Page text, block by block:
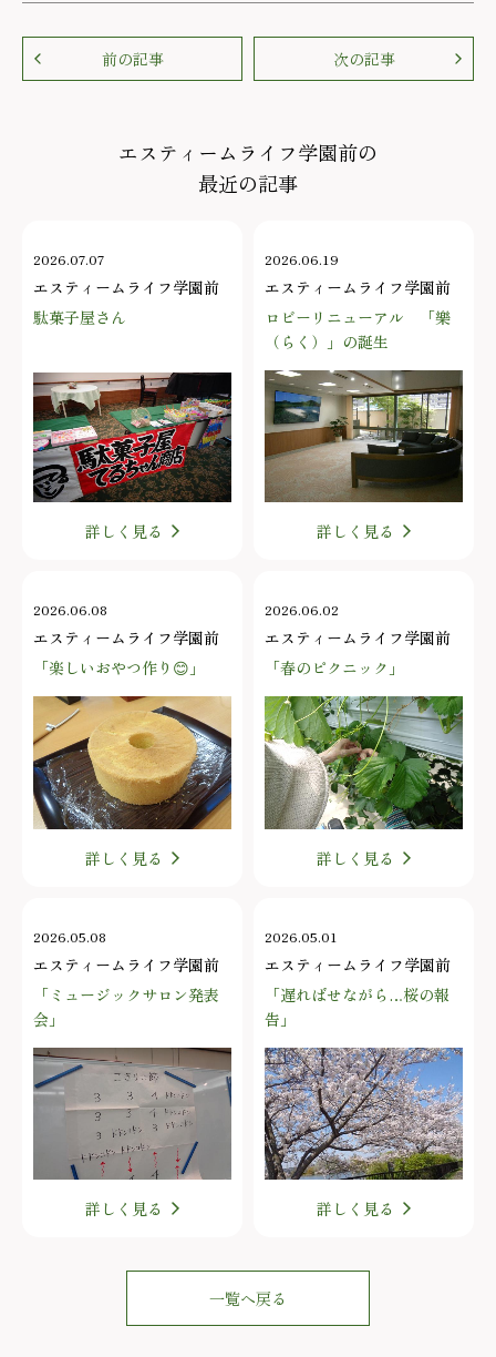
前の記事 次の記事
エスティームライフ学園前の
最近の記事
2026.07.07
エスティームライフ学園前
駄菓子屋さん
詳しく見る
2026.06.19
エスティームライフ学園前
ロビーリニューアル 「樂
（らく）」の誕生
詳しく見る
2026.06.08
エスティームライフ学園前
「楽しいおやつ作り😊」
詳しく見る
2026.06.02
エスティームライフ学園前
「春のピクニック」
詳しく見る
2026.05.08
エスティームライフ学園前
「ミュージックサロン発表
会」
詳しく見る
2026.05.01
エスティームライフ学園前
「遅ればせながら…桜の報
告」
詳しく見る
一覧へ戻る